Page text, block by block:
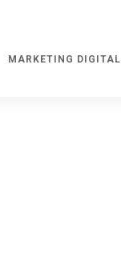
MARKETING DIGITAL